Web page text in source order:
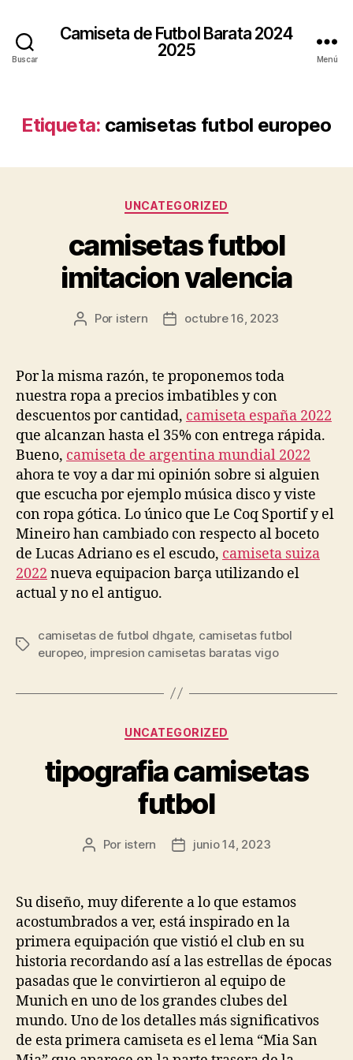
Buscar
Camiseta de Futbol Barata 2024
2025
Menú
Etiqueta: camisetas futbol europeo
Categorías
UNCATEGORIZED
camisetas futbol
imitacion valencia
Autor
entrada
Por istern
Fecha
entrada
octubre 16, 2023
Por la misma razón, te proponemos toda
nuestra ropa a precios imbatibles y con
descuentos por cantidad, camiseta españa 2022
que alcanzan hasta el 35% con entrega rápida.
Bueno, camiseta de argentina mundial 2022
ahora te voy a dar mi opinión sobre si alguien
que escucha por ejemplo música disco y viste
con ropa gótica. Lo único que Le Coq Sportif y el
Mineiro han cambiado con respecto al boceto
de Lucas Adriano es el escudo, camiseta suiza
2022 nueva equipacion barça utilizando el
actual y no el antiguo.
Etiquetas
camisetas de futbol dhgate, camisetas futbol
europeo impresion camisetas baratas vigo
Categorías
UNCATEGORIZED
tipografia camisetas
futbol
Autor
entrada
Por istern
Fecha
entrada
junio 14, 2023
Su diseño, muy diferente a lo que estamos
acostumbrados a ver, está inspirado en la
primera equipación que vistió el club en su
historia recordando así a las estrellas de épocas
pasadas que le convirtieron al equipo de
Munich en uno de los grandes clubes del
mundo. Uno de los detalles más significativos
de esta primera camiseta es el lema “Mia San